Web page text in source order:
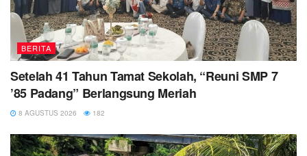
BERITA
Setelah 41 Tahun Tamat Sekolah, “Reuni SMP 7
’85 Padang” Berlangsung Meriah
8 AGUSTUS 2026 182